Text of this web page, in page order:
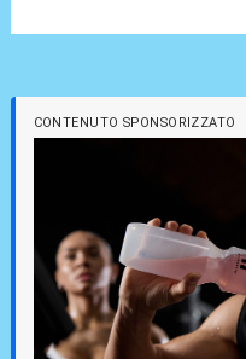
CONTENUTO SPONSORIZZATO